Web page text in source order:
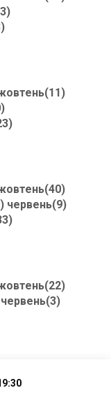
червень(9)
червень(3)